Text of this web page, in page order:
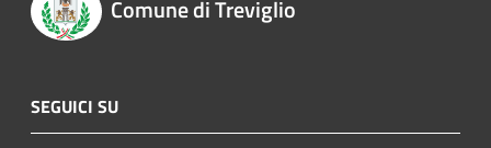
Comune di Treviglio
SEGUICI SU